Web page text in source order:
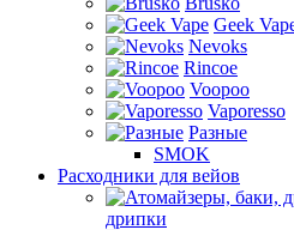
Geek
Nevoks
Rincoe
Voopoo
Vaporesso
Разные
SMOK
Расходники для вейов
дрипки